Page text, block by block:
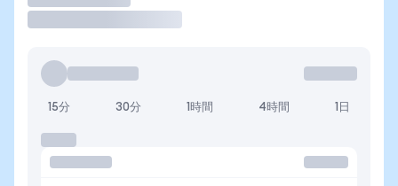
15分 30分 1時間 4時間 1日